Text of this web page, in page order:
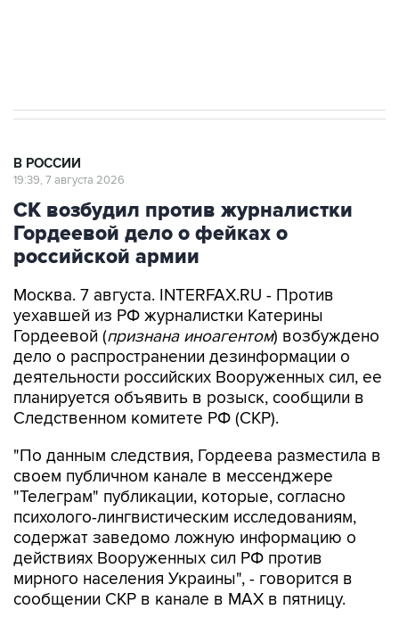
В РОССИИ
19:39, 7 августа 2026
СК возбудил против журналистки
Гордеевой дело о фейках о
российской армии
Москва. 7 августа. INTERFAX.RU - Против
уехавшей из РФ журналистки Катерины
Гордеевой (признана иноагентом) возбуждено
дело о распространении дезинформации о
деятельности российских Вооруженных сил, ее
планируется объявить в розыск, сообщили в
Следственном комитете РФ (СКР).
"По данным следствия, Гордеева разместила в
своем публичном канале в мессенджере
"Телеграм" публикации, которые, согласно
психолого-лингвистическим исследованиям,
содержат заведомо ложную информацию о
действиях Вооруженных сил РФ против
мирного населения Украины", - говорится в
сообщении СКР в канале в MAX в пятницу.